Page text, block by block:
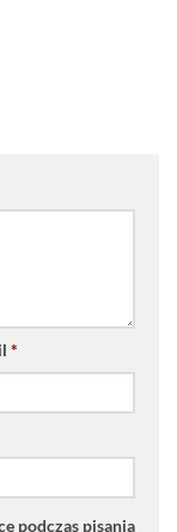
*
podczas pisania